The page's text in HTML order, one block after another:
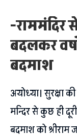
-राममंदिर
बदलकर
बदमाश
अयोध्या। सुरक्षा
मन्दिर से कुछ ही
बदमाश को श्रीराम